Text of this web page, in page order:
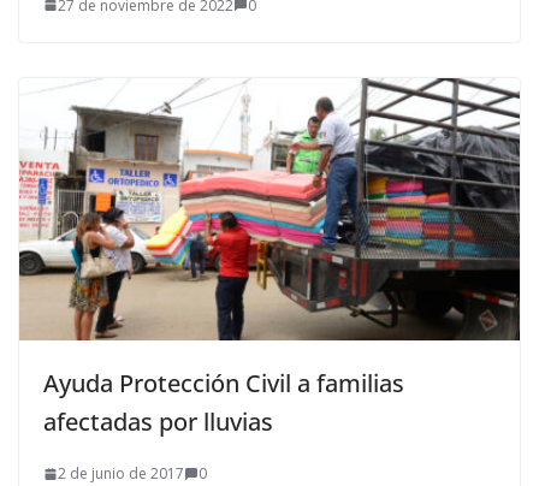
27 de noviembre de 2022 0
Ayuda Protección Civil a familias
afectadas por lluvias
2 de junio de 2017 0